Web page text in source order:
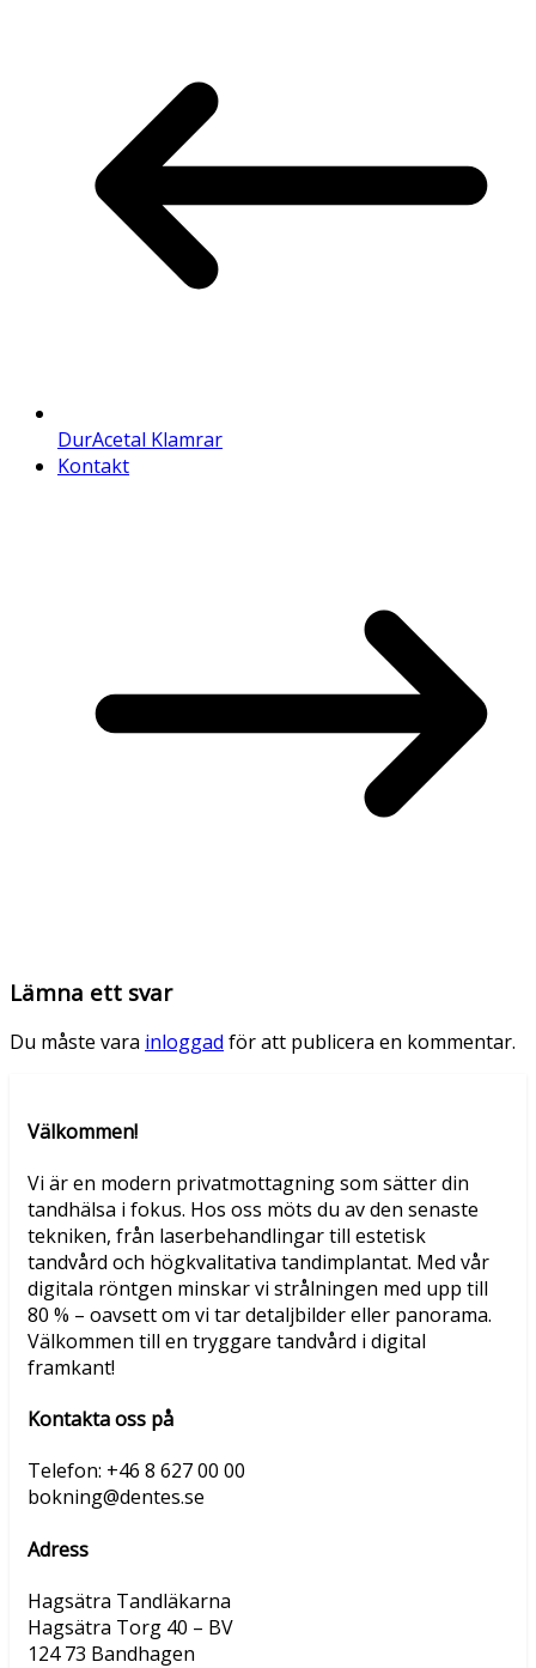
DurAcetal Klamrar
Kontakt
Lämna ett svar
Du måste vara inloggad för att publicera en kommentar.
Välkommen!
Vi är en modern privatmottagning som sätter din
tandhälsa i fokus. Hos oss möts du av den senaste
tekniken, från laserbehandlingar till estetisk
tandvård och högkvalitativa tandimplantat. Med vår
digitala röntgen minskar vi strålningen med upp till
80 % – oavsett om vi tar detaljbilder eller panorama.
Välkommen till en tryggare tandvård i digital
framkant!
Kontakta oss på
Telefon: +46 8 627 00 00
bokning@dentes.se
Adress
Hagsätra Tandläkarna
Hagsätra Torg 40 – BV
124 73 Bandhagen